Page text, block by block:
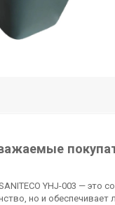
YHJ-003 — это
но и обеспечивает